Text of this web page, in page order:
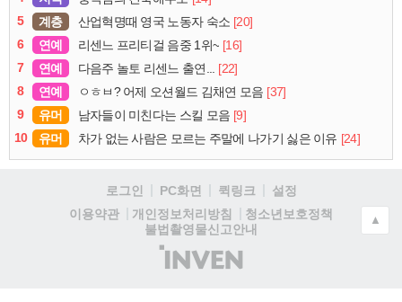
5
계층 산업혁명때 영국 노동자 숙소 [20]
6
연예 리센느 프리티걸 음중 1위~ [16]
7
연예 다음주 놀토 리센느 출연... [22]
8
연예 ㅇㅎㅂ? 어제 오션월드 김채연 모음 [37]
9
유머 남자들이 미친다는 스킬 모음 [9]
10
유머 차가 없는 사람은 모르는 주말에 나가기 싫은 이유 [24]
로그인 PC화면 퀵링크
설정
이용약관
개인정보처리방침
청소년보호정책
불법촬영물신고안내
(주)
인
▲